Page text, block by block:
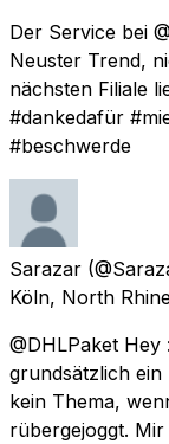
Der Service bei
Neuster Trend,
nächsten Filiale
#dankedafür
#beschwerde
Sarazar
Köln, North
@DHLPaket
grundsätzlich ein
kein Thema,
rübergejoggt.